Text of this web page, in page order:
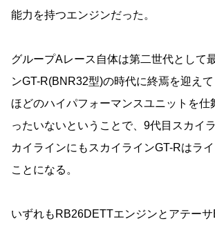
能力を持つエンジンだった。
グループAレース自体は第二世代として
ンGT-R(BNR32型)の時代に終焉を迎え
ほどのハイパフォーマンスユニットを仕
ったいないということで、9代目スカイ
カイラインにもスカイラインGT-Rはラ
ことになる。
いずれもRB26DETTエンジンとアテーサ